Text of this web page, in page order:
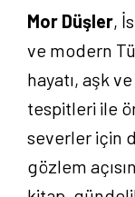
Mor Düşler,
ve modern
hayatı, aşk
tespitleri ile
severler için
gözlem